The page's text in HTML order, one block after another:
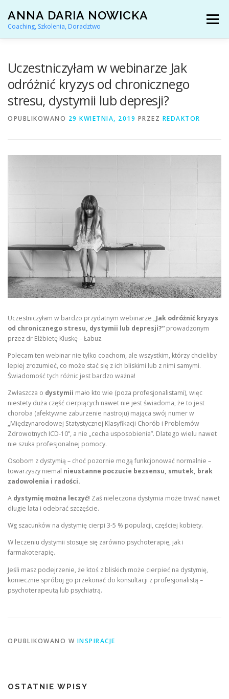
treści
ANNA DARIA NOWICKA
Coaching, Szkolenia, Doradztwo
Menu
DORADZTWO ZAWODOWE
Uczestniczyłam w webinarze Jak
odróżnić kryzys od chronicznego
stresu, dystymii lub depresji?
OPUBLIKOWANO 29 KWIETNIA, 2019 PRZEZ REDAKTOR
Uczestniczyłam w bardzo przydatnym webinarze „Jak odróżnić kryzys
od chronicznego stresu, dystymii lub depresji?”prowadzonym
przez dr Elżbietę Kluskę – Łabuz.
Polecam ten webinar nie tylko coachom, ale wszystkim, którzy chcieliby
lepiej zrozumieć, co może stać się z ich bliskimi lub z nimi samymi.
Świadomość tych różnic jest bardzo ważna!
Zwłaszcza o dystymii mało kto wie (poza profesjonalistami), więc
niestety duża część cierpiących nawet nie jest świadoma, że to jest
choroba (afektywne zaburzenie nastroju) mająca swój numer w
„Międzynarodowej Statystycznej Klasyfikacji Chorób i Problemów
Zdrowotnych ICD-10”, a nie „cecha usposobienia”. Dlatego wielu nawet
nie szuka profesjonalnej pomocy.
Osobom z dystymią – choć pozornie mogą funkcjonować normalnie –
towarzyszy niemal nieustanne poczucie bezsensu, smutek, brak
zadowolenia i radości.
A dystymię można leczyć! Zaś nieleczona dystymia może trwać nawet
długie lata i odebrać szczęście.
Wg szacunków na dystymię cierpi 3-5 % populacji, częściej kobiety.
W leczeniu dystymii stosuje się zarówno psychoterapię, jak i
farmakoterapię.
Jeśli masz podejrzenie, że ktoś z bliskich może cierpieć na dystymię,
koniecznie spróbuj go przekonać do konsultacji z profesjonalistą –
psychoterapeutą lub psychiatrą.
OPUBLIKOWANO W INSPIRACJE
OSTATNIE WPISY